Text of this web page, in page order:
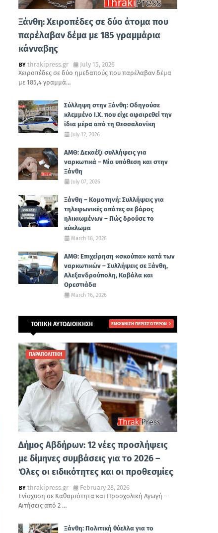
Ξάνθη: Χειροπέδες σε δύο άτομα που
παρέλαβαν δέμα με 185 γραμμάρια
κάνναβης
thrakipress.gr
July 15, 2026
Χειροπέδες σε δύο ημεδαπούς που παρέλαβαν δέμα
με 185,4 γραμμά…
Σύλληψη στην Ξάνθη: Οδηγούσε
κλεμμένο Ι.Χ. που είχε αφαιρεθεί την
ίδια μέρα από τη Θεσσαλονίκη
July 12, 2026
ΑΜΘ: Δεκαέξι συλλήψεις για
ναρκωτικά – Μία υπόθεση και στην
Ξάνθη
July 07, 2026
Ξάνθη – Κομοτηνή: Συλλήψεις για
τηλεφωνικές απάτες σε βάρος
ηλικιωμένων – Πώς δρούσε το
κύκλωμα
March 18, 2026
ΑΜΘ: Επιχείρηση «σκούπα» κατά των
ναρκωτικών – Συλλήψεις σε Ξάνθη,
Αλεξανδρούπολη, Καβάλα και
Ορεστιάδα
March 16, 2026
ΤΟΠΙΚΗ ΑΥΤΟΔΙΟΙΚΗΣΗ ΕΜΦΆΝΙΣΗ ΠΕΡΙΣΣΌΤΕΡΩΝ
ΠΑΡΑΠΟΛΙΤΙΚΗ
Δήμος Αβδήρων: 12 νέες προσλήψεις
με δίμηνες συμβάσεις για το 2026 –
Όλες οι ειδικότητες και οι προθεσμίες
thrakipress.gr
February 28, 2026
Ενίσχυση σε Καθαριότητα και Προσχολική Αγωγή –
Αιτήσεις από 2 …
Ξάνθη: Πολιτική θύελλα για το